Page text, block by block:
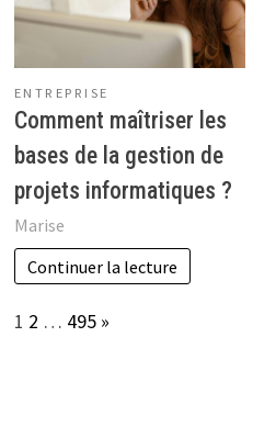
ENTREPRISE
Comment maîtriser les
bases de la gestion de
projets informatiques ?
Marise
Continuer la lecture
Page:
1 2 … 495 Next
»